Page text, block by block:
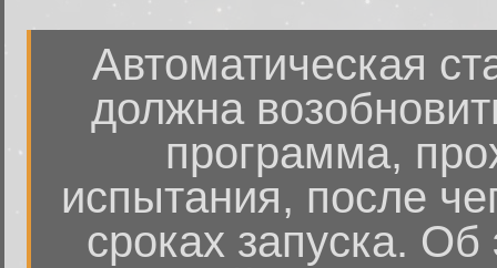
Автоматическая
должна
программа,
испытания, после
сроках запуска.